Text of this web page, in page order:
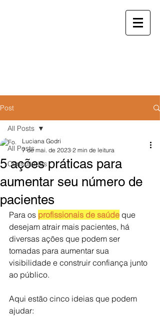
Post
All Posts
Consultórios
All Posts
5 ações práticas para
aumentar seu número de
pacientes
Luciana Godri
7 de mai. de 2023 2 min de leitura
Para os profissionais de saúde que
desejam atrair mais pacientes, há
diversas ações que podem ser
tomadas para aumentar sua
visibilidade e construir confiança junto
ao público.
Aqui estão cinco ideias que podem
ajudar: